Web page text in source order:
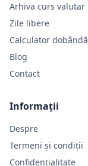
Arhiva curs valutar
Zile libere
Calculator dobândă
Blog
Contact
Informații
Despre
Termeni și condiții
Confidențialitate